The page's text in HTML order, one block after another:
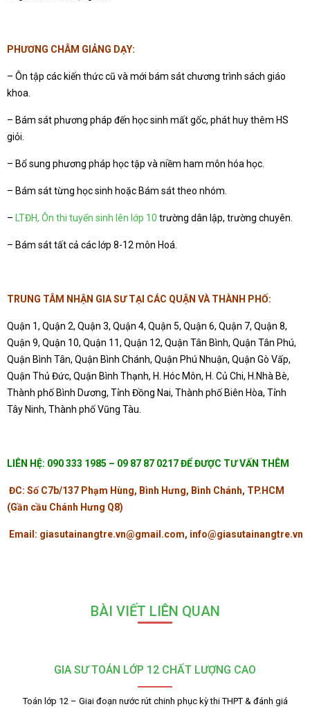
PHƯƠNG CHÂM GIẢNG DẠY:
– Ôn tập các kiến thức cũ và mới bám sát chương trình sách giáo
khoa.
– Bám sát phương pháp đến học sinh mất gốc, phát huy thêm HS
giỏi.
– Bổ sung phương pháp học tập và niềm ham môn hóa học.
– Bám sát từng học sinh hoặc Bám sát theo nhóm.
– LTĐH, Ôn thi tuyển sinh lên lớp 10 trường dân lập, trường chuyên.
– Bám sát tất cả các lớp 8-12 môn Hoá.
TRUNG TÂM NHẬN GIA SƯTẠI CÁC QUẬN VÀ THÀNH PHỐ:
Quận 1, Quận 2, Quận 3, Quận 4, Quận 5, Quận 6, Quận 7, Quận 8,
Quận 9, Quận 10, Quận 11, Quận 12, Quận Tân Bình, Quận Tân Phú,
Quận Bình Tân, Quận Bình Chánh, Quận Phú Nhuận, Quận Gò Vấp,
Quận Thủ Đức, Quận Bình Thạnh, H. Hóc Môn, H. Củ Chi, H.Nhà Bè,
Thành phố Bình Dương, Tỉnh Đồng Nai, Thành phố Biên Hòa, Tỉnh
Tây Ninh, Thành phố Vũng Tàu.
LIÊN HỆ: 090 333 1985 – 09 87 87 0217 ĐỂ ĐƯỢC TƯ VẤN THÊM
ĐC: Số C7b/137 Phạm Hùng, Bình Hưng, Bình Chánh, TP.HCM
(Gần cầu Chánh Hưng Q8)
Email: giasutainangtre.vn@gmail.com, info@giasutainangtre.vn
BÀI VIẾT LIÊN QUAN
GIA SƯ TOÁN LỚP 12 CHẤT LƯỢNG CAO
Toán lớp 12 – Giai đoạn nước rút chinh phục kỳ thi THPT & đánh giá